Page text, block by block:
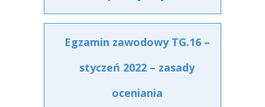
Egzamin zawodowy TG.16 –
styczeń 2022 – zasady
oceniania